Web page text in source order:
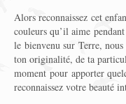
Alors reconnaissez cet
couleurs qu’il aime
le bienvenu sur Terre,
ton originalité, de ta
moment pour apporter
reconnaissez votre beauté